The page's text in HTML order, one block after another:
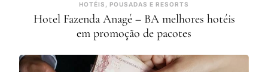
HOTÉIS, POUSADAS E RESORTS
Hotel Fazenda Anagé – BA melhores hotéis
em promoção de pacotes